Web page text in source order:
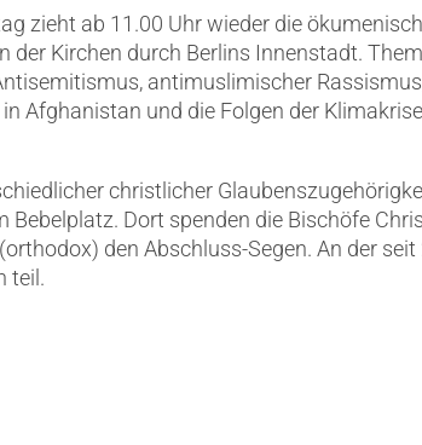
zieht ab 11.00 Uhr wieder die
der Kirchen durch Berlins Innenstadt.
antimuslimischer
Afghanistan und die Folgen der
christlicher
Dort spenden die Bischöfe
den Abschluss-Segen. An der seit
teil.